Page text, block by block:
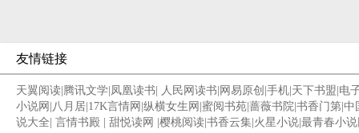
友情链接
天翼阅读 腾讯文学 凤凰读书 人民网读书 网易原创 手机 天下书盟 电
小说网 八月居 17K言情网 纵横女生网 蜜阅书苑 蔷薇书院 书香门第 中
说大全 言情书殿 甜悦读网 樱桃阅读 书香云集 火星小说 最青春小